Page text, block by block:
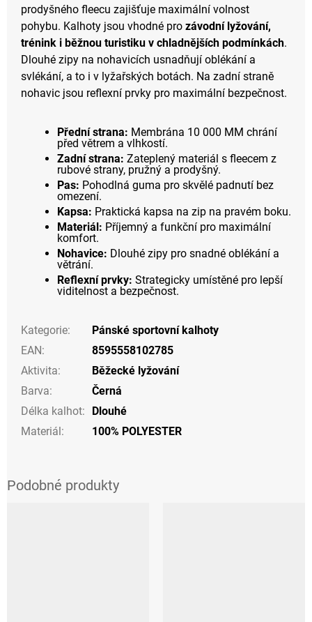
prodyšného fleecu zajišťuje maximální volnost
pohybu. Kalhoty jsou vhodné pro závodní lyžování,
trénink i běžnou turistiku v chladnějších podmínkách.
Dlouhé zipy na nohavicích usnadňují oblékání a
svlékání, a to i v lyžařských botách. Na zadní straně
nohavic jsou reflexní prvky pro maximální bezpečnost.
Přední strana: Membrána 10 000 MM chrání
před větrem a vlhkostí.
Zadní strana: Zateplený materiál s fleecem z
rubové strany, pružný a prodyšný.
Pas: Pohodlná guma pro skvělé padnutí bez
omezení.
Kapsa: Praktická kapsa na zip na pravém boku.
Materiál: Příjemný a funkční pro maximální
komfort.
Nohavice: Dlouhé zipy pro snadné oblékání a
větrání.
Reflexní prvky: Strategicky umístěné pro lepší
viditelnost a bezpečnost.
Kategorie:
Pánské sportovní kalhoty
EAN:
8595558102785
Aktivita:
Běžecké lyžování
Barva:
Černá
Délka kalhot:
Dlouhé
Materiál: 100% POLYESTER